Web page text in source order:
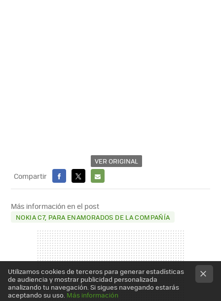
VER ORIGINAL
Compartir
FACEBOOK
X
E-
MAIL
Más información en el post
NOKIA C7, PARA ENAMORADOS DE LA COMPAÑÍA
Utilizamos cookies de terceros para generar estadísticas
de audiencia y mostrar publicidad personalizada
analizando tu navegación. Si sigues navegando estarás
aceptando su uso. Más información